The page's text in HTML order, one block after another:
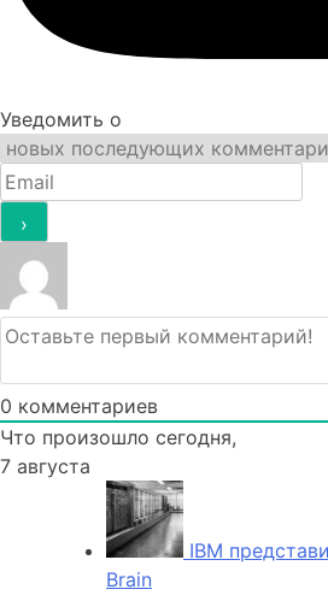
Уведомить о
0 комментариев
Что произошло сегодня,
7 августа
IBM
Brain